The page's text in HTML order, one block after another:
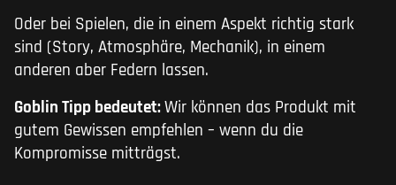
Oder bei Spielen, die in einem Aspekt richtig stark
sind (Story, Atmosphäre, Mechanik), in einem
anderen aber Federn lassen.
Goblin Tipp bedeutet:Wir können das Produkt mit
gutem Gewissen empfehlen – wenn du die
Kompromisse mitträgst.